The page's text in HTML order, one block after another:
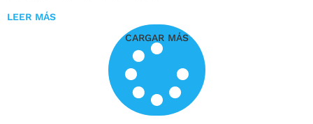
LEER MÁS
CARGAR MÁS